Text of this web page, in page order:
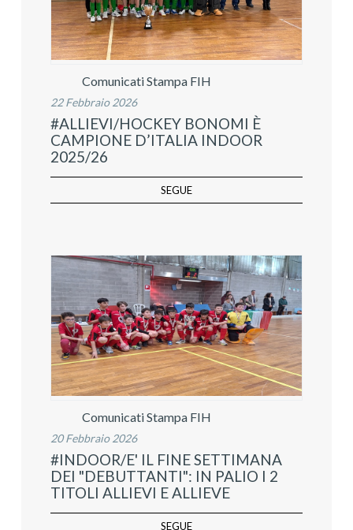
Comunicati Stampa FIH
22 Febbraio 2026
#ALLIEVI/HOCKEY BONOMI È
CAMPIONE D’ITALIA INDOOR
2025/26
SEGUE
Comunicati Stampa FIH
20 Febbraio 2026
#INDOOR/E' IL FINE SETTIMANA
DEI "DEBUTTANTI": IN PALIO I 2
TITOLI ALLIEVI E ALLIEVE
SEGUE